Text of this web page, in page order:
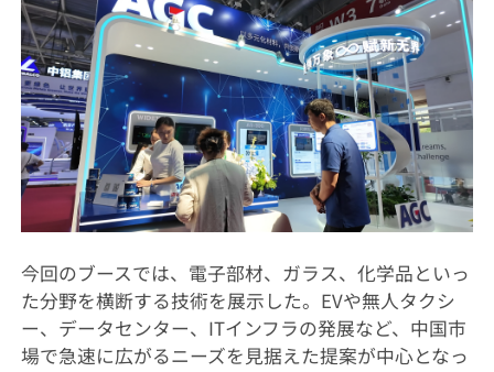
今回のブースでは、電子部材、ガラス、化学品といっ
た分野を横断する技術を展示した。EVや無人タクシ
ー、データセンター、ITインフラの発展など、中国市
場で急速に広がるニーズを見据えた提案が中心となっ